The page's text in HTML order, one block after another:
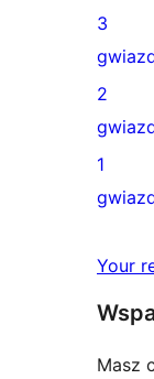
recenzji
4-
0
recenzji
3-
3
0
recenzji
2-
2
0
1-
1
Your
Masz